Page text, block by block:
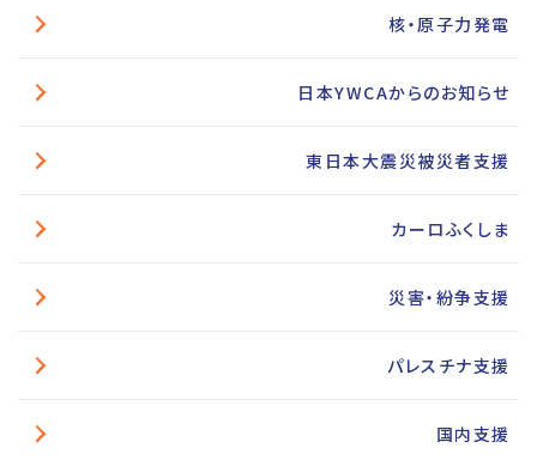
核・原子力発電
日本YWCAからのお知らせ
東日本大震災被災者支援
カーロふくしま
災害・紛争支援
パレスチナ支援
国内支援